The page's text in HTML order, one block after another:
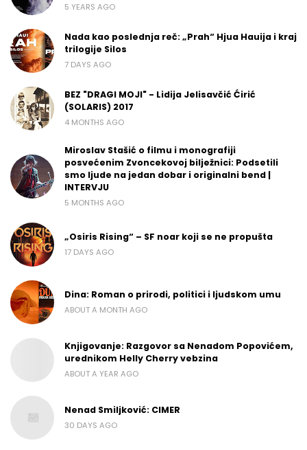
5 YEARS AGO
Nada kao poslednja reč: „Prah“ Hjua Hauija i kraj
trilogije Silos
7 DAYS AGO
BEZ "DRAGI MOJI" - Lidija Jelisavčić Ćirić
(SOLARIS) 2017
4 MONTHS AGO
Miroslav Stašić o filmu i monografiji
posvećenim Zvoncekovoj bilježnici: Podsetili
smo ljude na jedan dobar i originalni bend |
INTERVJU
5 MONTHS AGO
„Osiris Rising“ – SF noar koji se ne propušta
17 DAYS AGO
Dina: Roman o prirodi, politici i ljudskom umu
ABOUT A MONTH AGO
Knjigovanje: Razgovor sa Nenadom Popovićem,
urednikom Helly Cherry vebzina
ABOUT A YEAR AGO
Nenad Smiljković: CIMER
30 DAYS AGO